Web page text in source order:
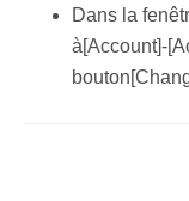
Dans la
à[Account]-